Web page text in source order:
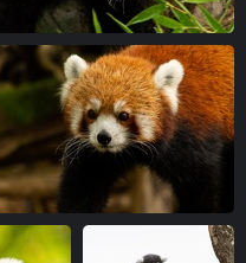
IMG 7127-1
vue 5263 fois
IMG 7155-1
vue 4874 fois